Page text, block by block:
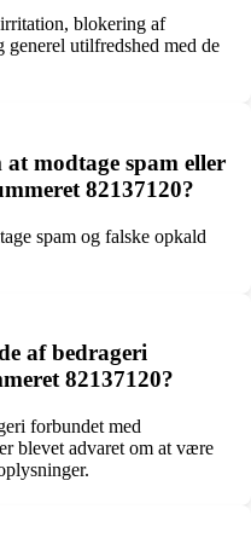
blokering af
generel utilfredshed med de
modtage spam eller
82137120?
spam og falske opkald
af bedrageri
82137120?
forbundet med
blevet advaret om at være